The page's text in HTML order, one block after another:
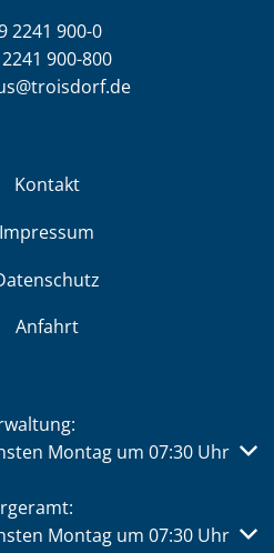
2241 900-0
900-800
Kontakt
Impressum
Anfahrt
oder Schließzeiten
Montag um 07:30 Uhr
oder Schließzeiten
Montag um 07:30 Uhr